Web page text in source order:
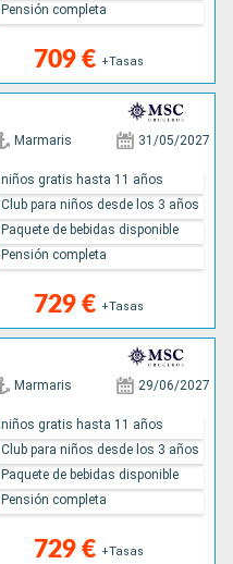
709 € +Tasas
Pensión completa
Marmaris 31/05/2027
729 € +Tasas
niños gratis hasta 11 años
Club para niños desde los 3 años
Paquete de bebidas disponible
Pensión completa
Marmaris 29/06/2027
729 € +Tasas
niños gratis hasta 11 años
Club para niños desde los 3 años
Paquete de bebidas disponible
Pensión completa